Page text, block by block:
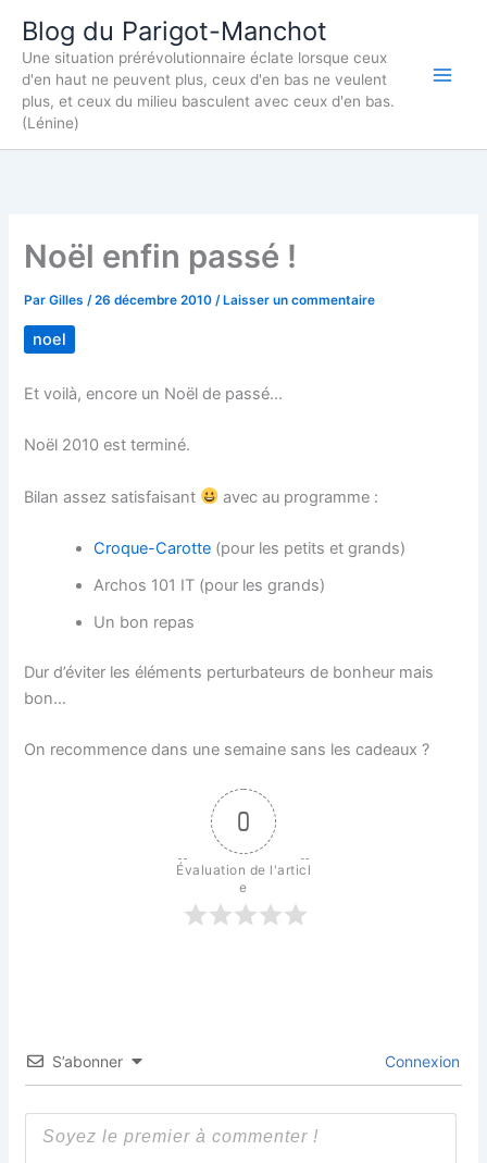
contenu
Blog du Parigot-Manchot
Une situation prérévolutionnaire éclate lorsque ceux
d'en haut ne peuvent plus, ceux d'en bas ne veulent
plus, et ceux du milieu basculent avec ceux d'en bas.
(Lénine)
Noël enfin passé !
ParGilles/26 décembre 2010/ Laisser un commentaire
noel
Et voilà, encore un Noël de passé…
Noël 2010 est terminé.
Bilan assez satisfaisant avec au programme :
Croque-Carotte (pour les petits et grands)
Archos 101 IT (pour les grands)
Un bon repas
Dur d’éviter les éléments perturbateurs de bonheur mais
bon…
On recommence dans une semaine sans les cadeaux ?
0
Évaluation de l'articl
e
S’abonner Connexion